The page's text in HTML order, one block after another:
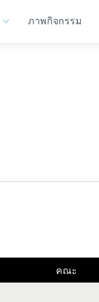
ภาพกิจกรรม
คณะ